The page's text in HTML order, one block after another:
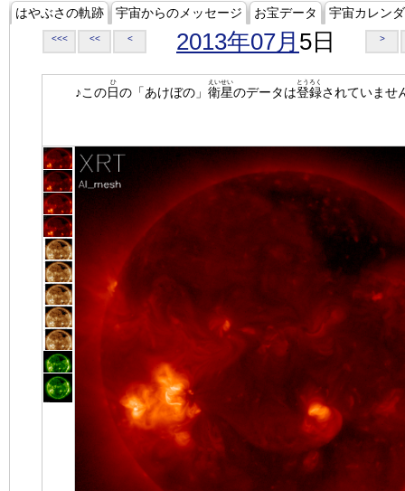
はやぶさの軌跡 宇宙からのメッセージ お宝データ 宇宙カレン
<<< << < 2013年07月 5日 >
♪この日
ひ
の「あけぼの」 衛星
えいせい
のデータは登録
とうろく
されていませ